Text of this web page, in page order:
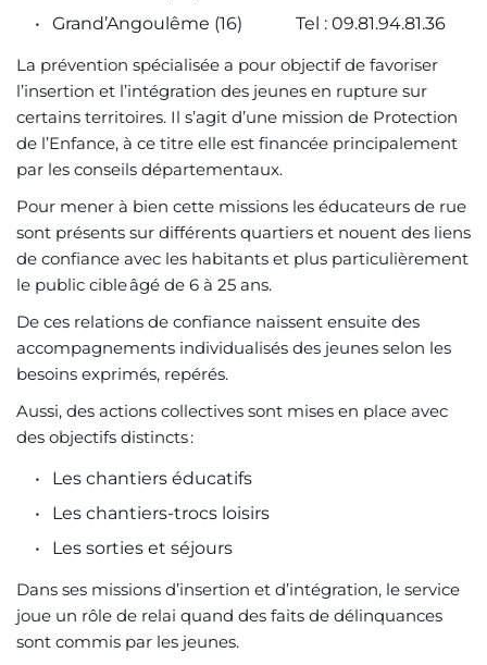
Grand’Angoulême (16)
		Tel : 09.81.94.81.36
La prévention spécialisée a pour objectif de favoriser
l’insertion et l’intégration des jeunes en rupture sur
certains territoires. Il s’agit d’une mission de Protection
de l’Enfance, à ce titre elle est financée principalement
par les conseils départementaux.
Pour mener à bien cette missions les éducateurs de rue
sont présents sur différents quartiers et nouent des liens
de confiance avec les habitants et plus particulièrement
le public cible âgé de 6 à 25 ans.
De ces relations de confiance naissent ensuite des
accompagnements individualisés des jeunes selon les
besoins exprimés, repérés.
Aussi, des actions collectives sont mises en place avec
des objectifs distincts :
Les chantiers éducatifs
Les chantiers-trocs loisirs
Les sorties et séjours
Dans ses missions d’insertion et d’intégration, le service
joue un rôle de relai quand des faits de délinquances
sont commis par les jeunes.